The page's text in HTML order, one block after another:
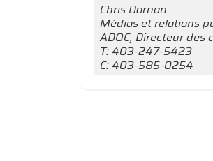
Chris Dornan
Médias et relations
ADOC, Directeur des
T: 403-247-5423
C: 403-585-0254